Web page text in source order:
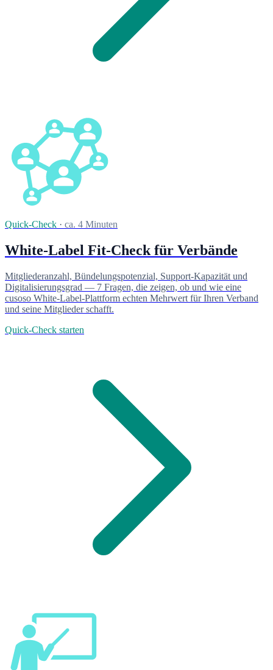
Quick-Check · ca. 4 Minuten
White-Label Fit-Check für Verbände
Mitgliederanzahl, Bündelungspotenzial, Support-Kapazität und
Digitalisierungsgrad — 7 Fragen, die zeigen, ob und wie eine
cusoso White-Label-Plattform echten Mehrwert für Ihren Verband
und seine Mitglieder schafft.
Quick-Check starten